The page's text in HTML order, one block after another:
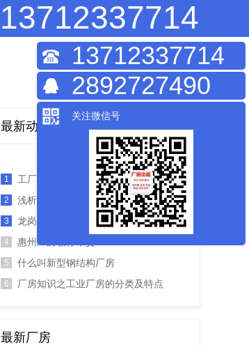
13712337714
最新动态
1 工厂风水的重点在哪里?
2 浅析工业厂房的风水布局
3 龙岗厂房租赁需要注意的几个细节
4 惠州厂房教你干货
5 什么叫新型钢结构厂房
6 厂房知识之工业厂房的分类及特点
最新厂房
13712337714
2892727490
关注微信号